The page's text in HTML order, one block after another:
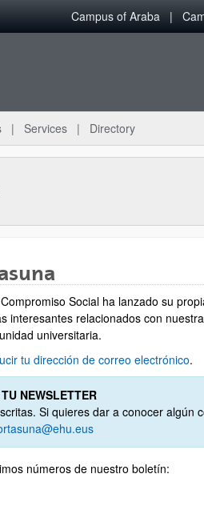
Campus of Araba
Services Directory
Social ha lanzado su
interesantes relacionados con
universitaria.
tu dirección de correo electrónico.
NEWSLETTER
Si quieres dar a conocer algún
números de nuestro boletín: